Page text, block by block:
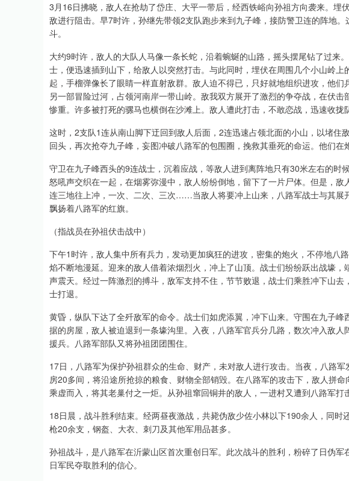
3月16日拂晓，敌人在抢劫了岱庄、大平一带后，经西铁峪向孙祖方向袭来。埋
敌进行阻击。早7时许，孙继先带领2支队跑步来到九子峰，接防警卫连的阵地
斗。
大约9时许，敌人的大队人马像一条长蛇，沿着蜿蜒的山路，摇头摆尾钻了过来
士，便迅速插到山下，给敌人以突然打击。与此同时，埋伏在周围几个小山岭
起，手榴弹像长了眼睛一样直射敌群。敌人迫不得已，只好就地组织进攻，他们
另一部冒险过河，占领河南岸一带山岭。敌我双方展开了激烈的争夺战，在伏
惨重。许多被打死的骡马也横倒在沙滩上。敌人遭此打击，不敢恋战，迅速收拢
这时，2支队1连从南山脚下迂回到敌人后面，2连迅速占领北面的小山，以堵住
回头，再次抢夺九子峰，妄图冲破八路军的包围圈，挽救其垂死的命运。他们在
守卫在九子峰西头的9连战士，沉着应战，等敌人进到离阵地只有30米左右的时
怒吼声交织在一起，在烟雾弥漫中，敌人纷纷倒地，留下了一片尸体。但是，
连三地往上冲，一次、二次、三次……当敌人将要冲上山来，八路军战士与其展
飘扬着八路军的红旗。
（指战员在孙祖伏击战中）
下午1时许，敌人集中所有兵力，发动更加疯狂的进攻，密集的炮火，不停地八
焰不断地漫延。迎来的敌人借着浓烟烈火，冲上了山顶。战士们纷纷跃出战壕
声震天。经过一阵激烈的搏斗，敌军支持不住，节节败退，战士们乘胜冲下山
士打退。
黄昏，纵队下达了全歼敌军的命令。战士们如虎添翼，冲下山来。守围在九子
据的房屋，敌人被迫退到一条壕沟里。入夜，八路军官兵分几路，数次冲入敌
援兵。八路军部队又将孙祖团团围住。
17日，八路军为保护孙祖群众的生命、财产，未对敌人进行攻击。当夜，八路
房20多间，将沿途所抢掠的粮食、财物全部销毁。在八路军的攻击下，敌人拼
乘虚而入，将其老巢付之一炬。从孙祖窜回铜井的敌人，一进村又遭到八路军打
18日晨，战斗胜利结束。经两昼夜激战，共毙伪敌少佐小林以下190余人，同
枪20余支，钢盔、大衣、刺刀及其他军用品甚多。
孙祖战斗，是八路军在沂蒙山区首次重创日军。此次战斗的胜利，粉碎了日伪军
日军民夺取胜利的信心。